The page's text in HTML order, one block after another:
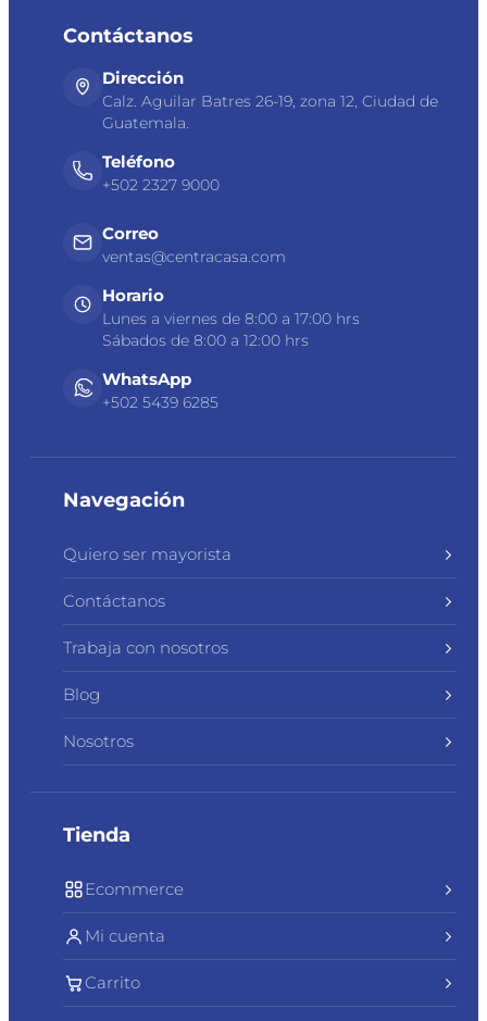
Contáctanos
Dirección
Calz. Aguilar Batres 26-19, zona 12, Ciudad de
Guatemala.
Teléfono
+502 2327 9000
Correo
ventas@centracasa.com
Horario
Lunes a viernes de 8:00 a 17:00 hrs
Sábados de 8:00 a 12:00 hrs
WhatsApp
+502 5439 6285
Navegación
Quiero ser mayorista
Contáctanos
Trabaja con nosotros
Blog
Nosotros
Tienda
Ecommerce
Mi cuenta
Carrito